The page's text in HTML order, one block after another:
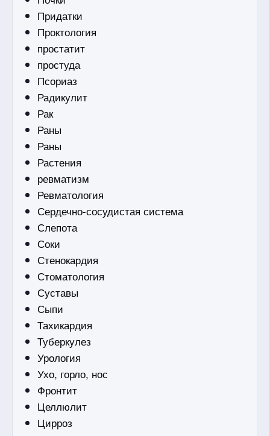
Придатки
Проктология
простатит
простуда
Псориаз
Радикулит
Рак
Раны
Раны
Растения
ревматизм
Ревматология
Сердечно-сосудистая система
Слепота
Соки
Стенокардия
Стоматология
Суставы
Сыпи
Тахикардия
Туберкулез
Урология
Ухо, горло, нос
Фронтит
Целлюлит
Цирроз